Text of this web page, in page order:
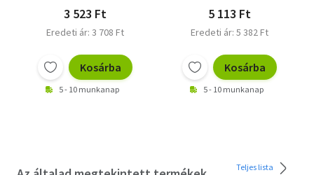
3 523 Ft
Eredeti ár: 3 708 Ft
Kosárba
5 - 10 munkanap
5 113 Ft
Eredeti ár: 5 382 Ft
Kosárba
5 - 10 munkanap
Teljes lista